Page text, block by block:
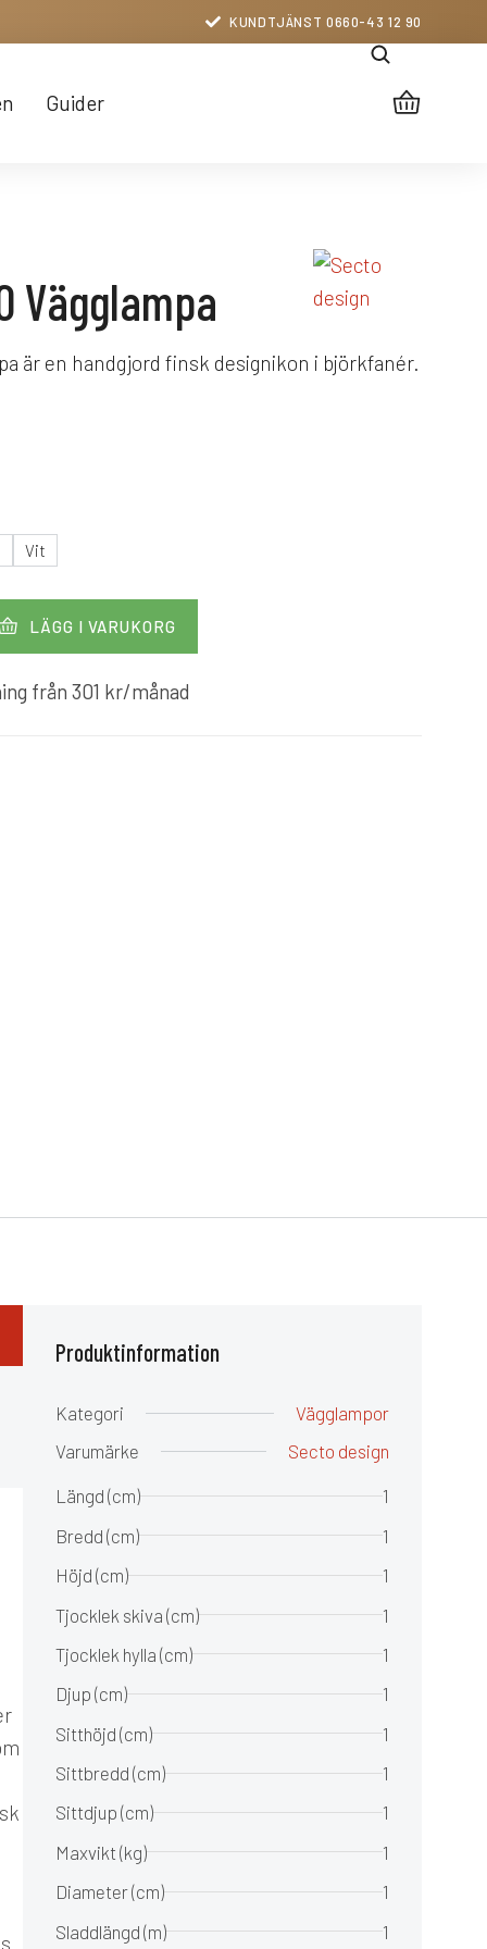
KUNDTJÄNST 0660-43 12 90
Guider
Vägglampa
är en handgjord finsk designikon i björkfanér.
Vit
LÄGG I VARUKORG
från301 kr/månad
Produktinformation
Kategori
Vägglampor
Varumärke
Secto design
Längd (cm)
1
Bredd (cm)
1
Höjd (cm)
1
Tjocklek skiva (cm)
1
Tjocklek hylla (cm)
1
Djup (cm)
1
Sitthöjd (cm)
1
Sittbredd (cm)
1
Sittdjup (cm)
1
Maxvikt (kg)
1
Diameter (cm)
1
Sladdlängd (m)
1